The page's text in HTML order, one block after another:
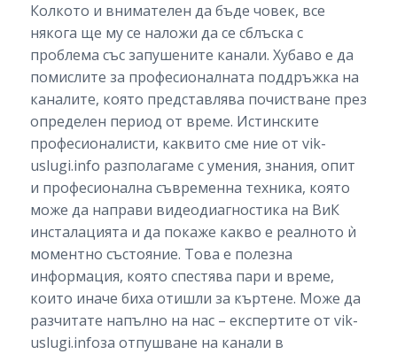
Колкото и внимателен да бъде човек, все
някога ще му се наложи да се сблъска с
проблема със запушените канали. Хубаво е да
помислите за професионалната поддръжка на
каналите, която представлява почистване през
определен период от време. Истинските
професионалисти, каквито сме ние от vik-
uslugi.info разполагаме с умения, знания, опит
и професионална съвременна техника, която
може да направи видеодиагностика на ВиК
инсталацията и да покаже какво е реалното ѝ
моментно състояние. Това е полезна
информация, която спестява пари и време,
които иначе биха отишли за къртене. Може да
разчитате напълно на нас – експертите от vik-
uslugi.infoза отпушване на канали в